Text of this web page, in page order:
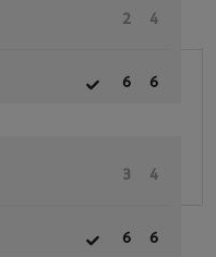
2 4
6 6
3 4
6 6